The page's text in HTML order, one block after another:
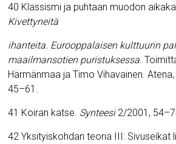
40 Klassismi ja puhtaan muodon
Kivettyneitä
ihanteita. Eurooppalaisen kulttuurin
maailmansotien puristuksessa.
Härmänmaa ja Timo Vihavainen.
45–61.
41 Koiran katse. Synteesi2/2001,
42 Yksityiskohdan teoria III: Sivuseikat